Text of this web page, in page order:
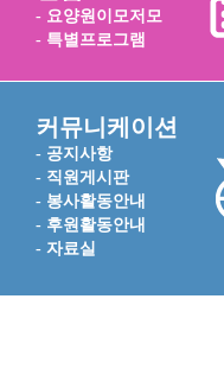
- 요양원이모저모
- 특별프로그램
커뮤니케이션
- 공지사항
- 직원게시판
- 봉사활동안내
- 후원활동안내
- 자료실